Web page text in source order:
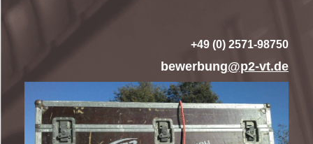
+49 (0) 2571-98750
bewerbung@p2-vt.de